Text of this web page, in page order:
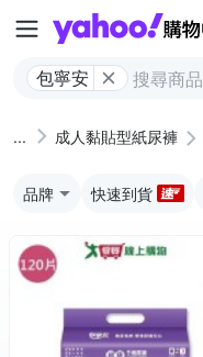
包寧安
成人黏貼型紙尿褲
品牌 快速到貨